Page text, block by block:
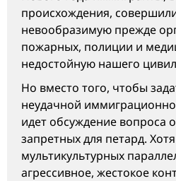
происхождения,
невообразимую прежде
пожарных, полиции и
недостойную нашего
Но вместо того, чтобы
неудачной
идет обсуждение вопроса
запретных для петард.
мультикультурных
агрессивное, жестокое